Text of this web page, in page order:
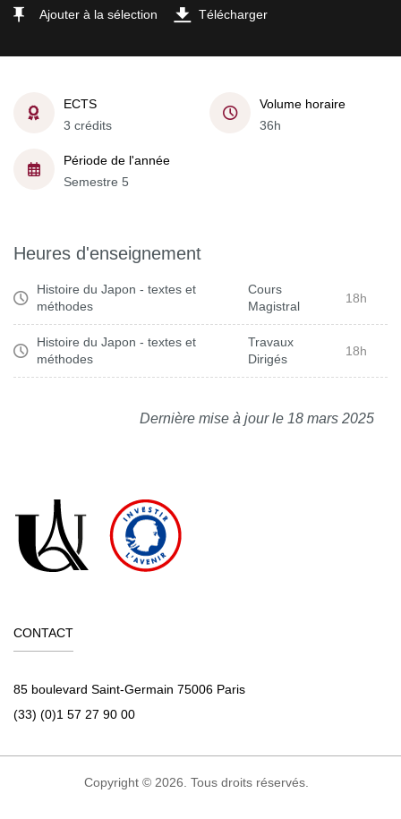
Ajouter à la sélection Télécharger
ECTS
3 crédits
Volume horaire
36h
Période de l'année
Semestre 5
Heures d'enseignement
Histoire du Japon - textes et
méthodes
Cours
Magistral
18h
Histoire du Japon - textes et
méthodes
Travaux
Dirigés
18h
Dernière mise à jour le 18 mars 2025
CONTACT
85 boulevard Saint-Germain 75006 Paris
(33) (0)1 57 27 90 00
Copyright © 2026. Tous droits réservés.